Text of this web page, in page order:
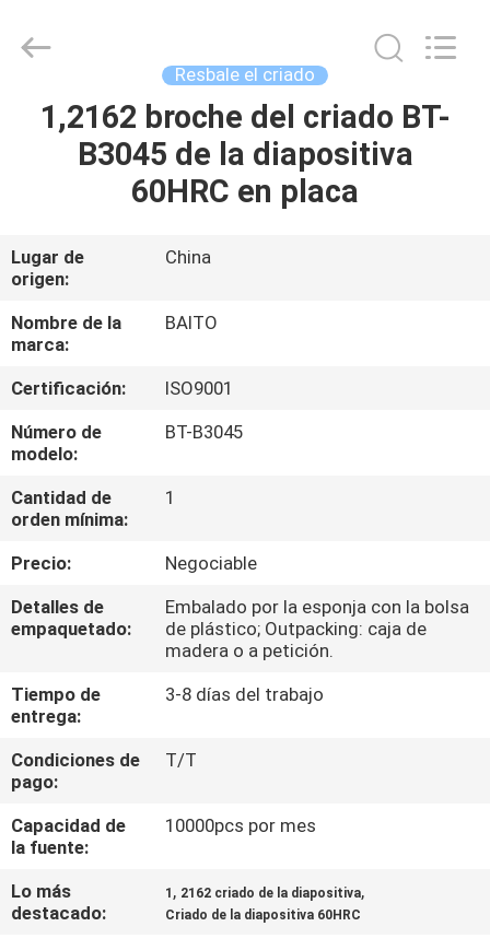
HOGAR
PRODUCTOS
SOBRE
NOSOTROS
VIAJE
DE
LA
DE
CALIDAD
ÉNTRENOS
EN
CONTACTO
CON
UNA
Precision
Mould
Reserved.
Resbale el criado
1,2162 broche del criado BT-
B3045 de la diapositiva
60HRC en placa
Lugar de
origen:
China
Nombre de la
marca:
BAITO
Certificación:
ISO9001
Número de
modelo:
BT-B3045
Cantidad de
orden mínima:
1
Precio:
Negociable
Detalles de
empaquetado:
Embalado por la esponja con la bolsa
de plástico; Outpacking: caja de
madera o a petición.
Tiempo de
entrega:
3-8 días del trabajo
Condiciones de
pago:
T/T
Capacidad de
la fuente:
10000pcs por mes
Lo más
destacado:
1 , 2162 criado de la diapositiva,
Criado de la diapositiva 60HRC